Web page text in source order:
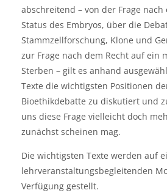
abschreitend – von der Frage
Status des Embryos, über die
Stammzellforschung, Klone und
zur Frage nach dem Recht auf ein
Sterben – gilt es anhand
Texte die wichtigsten Positionen
Bioethikdebatte zu diskutiert und
uns diese Frage vielleicht doch
zunächst scheinen mag.
Die wichtigsten Texte werden auf
lehrveranstaltungsbegleitenden
Verfügung gestellt.